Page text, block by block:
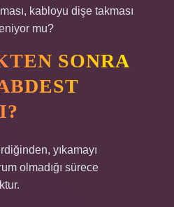
kabloyu dişe takması
mu?
SONRA
yıkamayı
olmadığı sürece